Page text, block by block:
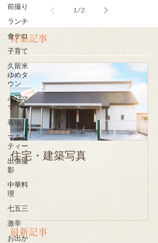
前撮り
ランチ
食テロ
子育て
久留米
ゆめタ
ウン
パパマ
マ
着物
マタニ
ティー
出張撮
影
中華料
理
七五三
激辛
お出か
1/2
特集記事
住宅・建築写真
最新記事